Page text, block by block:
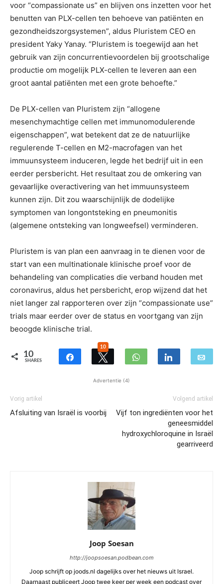
voor “compassionate us” en blijven ons inzetten voor het
benutten van PLX-cellen ten behoeve van patiënten en
gezondheidszorgsystemen”, aldus Pluristem CEO en
president Yaky Yanay. “Pluristem is toegewijd aan het
gebruik van zijn concurrentievoordelen bij grootschalige
productie om mogelijk PLX-cellen te leveren aan een
groot aantal patiënten met een grote behoefte.”
De PLX-cellen van Pluristem zijn “allogene
mesenchymachtige cellen met immunomodulerende
eigenschappen”, wat betekent dat ze de natuurlijke
regulerende T-cellen en M2-macrofagen van het
immuunsysteem induceren, legde het bedrijf uit in een
eerder persbericht. Het resultaat zou de omkering van
gevaarlijke overactivering van het immuunsysteem
kunnen zijn. Dit zou waarschijnlijk de dodelijke
symptomen van longontsteking en pneumonitis
(algemene ontsteking van longweefsel) verminderen.
Pluristem is van plan een aanvraag in te dienen voor de
start van een multinationale klinische proef voor de
behandeling van complicaties die verband houden met
coronavirus, aldus het persbericht, erop wijzend dat het
niet langer zal rapporteren over zijn “compassionate use”
trials maar eerder over de status en voortgang van zijn
beoogde klinische trial.
10
SHARES
10
Advertentie (4)
Vorig artikel
Afsluiting van Israël is voorbij
Volgend artikel
Vijf ton ingrediënten voor het
geneesmiddel
hydroxychloroquine in Israël
gearriveerd
Joop Soesan
http://joopsoesan.podbean.com
Joop schrijft op joods.nl dagelijks over het nieuws uit Israel.
Daarnaast publiceert Joop twee keer per week een podcast over